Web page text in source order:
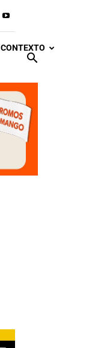
CONTEXTO